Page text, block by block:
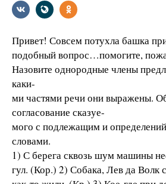
Привет! Совсем потухла башка
подобный вопрос…помогите,
Назовите однородные члены
каки-
ми частями речи они выражены.
согласование сказуе-
мого с подлежащим и
словами.
1) С берега сквозь шум машины
гул. (Кор.) 2) Собака, Лев да Волк